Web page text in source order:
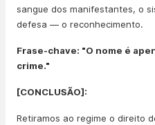
sangue dos manifestantes, o
defesa — o reconhecimento.
Frase-chave: "O nome é
crime."
[CONCLUSÃO]:
Retiramos ao regime o direito